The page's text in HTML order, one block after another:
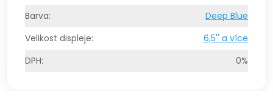
Barva:
Deep Blue
Velikost displeje:
6,5'' a více
DPH: 0%